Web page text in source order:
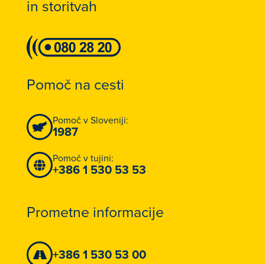
in storitvah
Pomoč na cesti
Pomoč v Sloveniji:
1987
Pomoč v tujini:
+386 1 530 53 53
Prometne informacije
+386 1 530 53 00